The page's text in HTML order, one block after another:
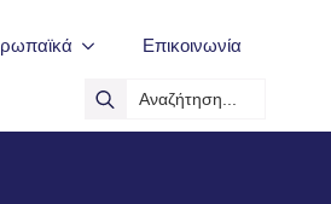
Επικοινωνία
Search